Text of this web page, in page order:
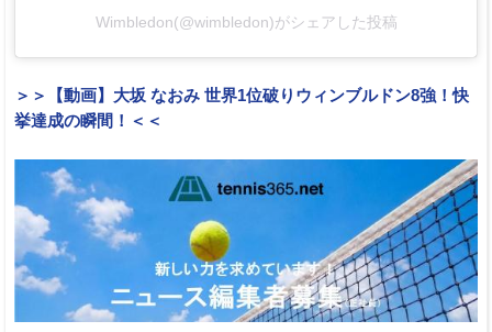
Wimbledon(@wimbledon)がシェアした投稿
＞＞【動画】大坂 なおみ 世界1位破りウィンブルドン8強！快
挙達成の瞬間！＜＜